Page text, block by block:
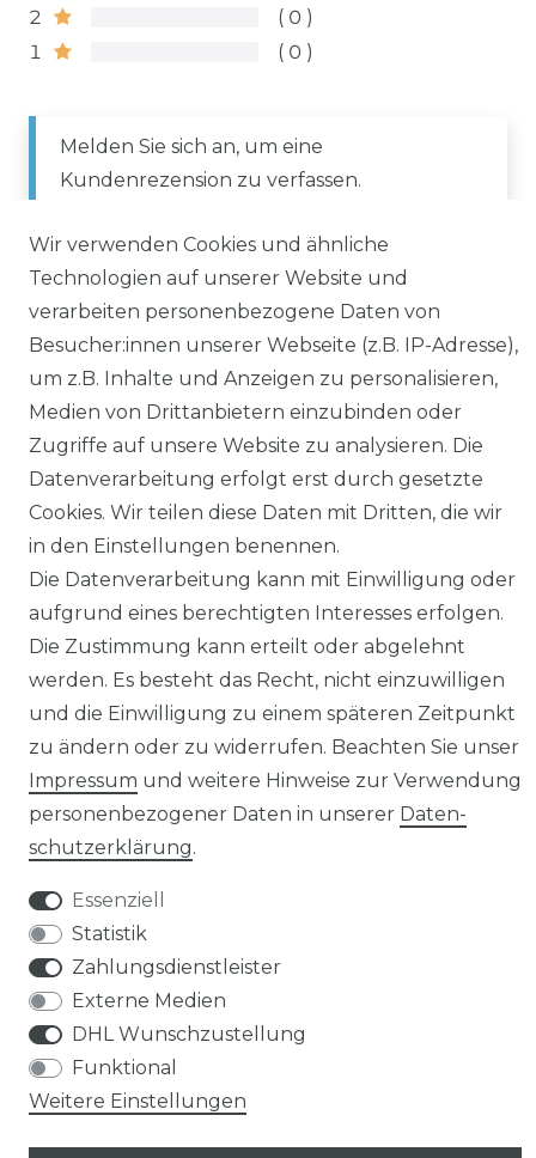
2
0
1
0
Melden Sie sich an, um eine
Kundenrezension zu verfassen.
Impressum Daten­schutz­erklärung
AGB Barrierefreiheitserklärung
© Copyright 2026 | Alle Rechte vorbehalten.
Wir verwenden Cookies und ähnliche
Technologien auf unserer Website und
verarbeiten personenbezogene Daten von
Besucher:innen unserer Webseite (z.B. IP-Adresse),
um z.B. Inhalte und Anzeigen zu personalisieren,
Medien von Drittanbietern einzubinden oder
Zugriffe auf unsere Website zu analysieren. Die
Datenverarbeitung erfolgt erst durch gesetzte
Cookies. Wir teilen diese Daten mit Dritten, die wir
in den Einstellungen benennen.
Die Datenverarbeitung kann mit Einwilligung oder
aufgrund eines berechtigten Interesses erfolgen.
Die Zustimmung kann erteilt oder abgelehnt
werden. Es besteht das Recht, nicht einzuwilligen
und die Einwilligung zu einem späteren Zeitpunkt
zu ändern oder zu widerrufen. Beachten Sie unser
Impressum und weitere Hinweise zur Verwendung
personenbezogener Daten in unserer Daten­
schutz­erklärung.
Essenziell
Statistik
Zahlungsdienstleister
Externe Medien
DHL Wunschzustellung
Funktional
Weitere Einstellungen